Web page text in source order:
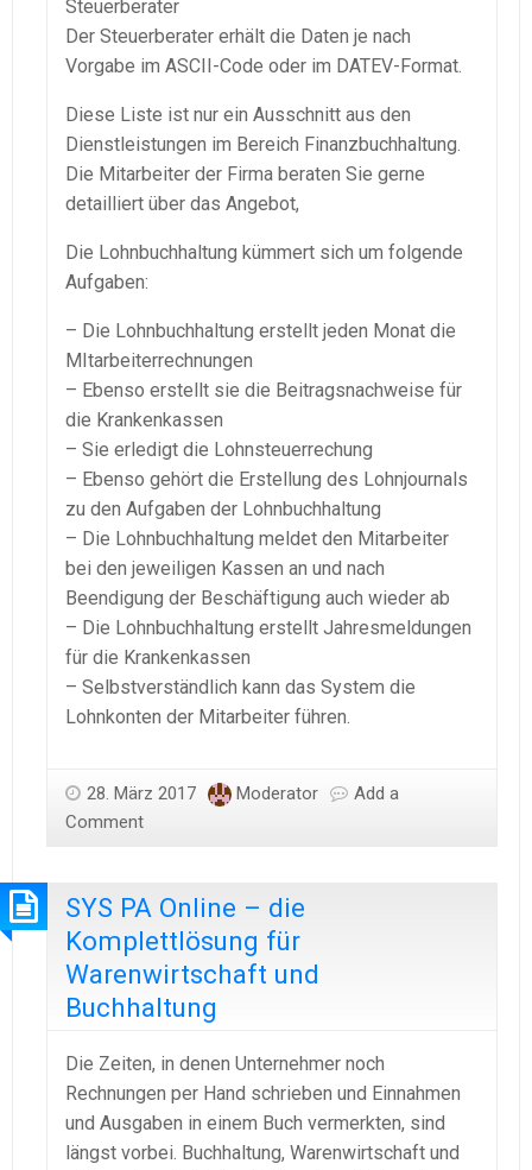
Steuerberater
Der Steuerberater erhält die Daten je nach
Vorgabe im ASCII-Code oder im DATEV-Format.
Diese Liste ist nur ein Ausschnitt aus den
Dienstleistungen im Bereich Finanzbuchhaltung.
Die Mitarbeiter der Firma beraten Sie gerne
detailliert über das Angebot,
Die Lohnbuchhaltung kümmert sich um folgende
Aufgaben:
– Die Lohnbuchhaltung erstellt jeden Monat die
MItarbeiterrechnungen
– Ebenso erstellt sie die Beitragsnachweise für
die Krankenkassen
– Sie erledigt die Lohnsteuerrechung
– Ebenso gehört die Erstellung des Lohnjournals
zu den Aufgaben der Lohnbuchhaltung
– Die Lohnbuchhaltung meldet den Mitarbeiter
bei den jeweiligen Kassen an und nach
Beendigung der Beschäftigung auch wieder ab
– Die Lohnbuchhaltung erstellt Jahresmeldungen
für die Krankenkassen
– Selbstverständlich kann das System die
Lohnkonten der Mitarbeiter führen.
28. März 2017 Moderator
Add a
Comment
SYS PA Online – die
Komplettlösung für
Warenwirtschaft und
Buchhaltung
Die Zeiten, in denen Unternehmer noch
Rechnungen per Hand schrieben und Einnahmen
und Ausgaben in einem Buch vermerkten, sind
längst vorbei. Buchhaltung, Warenwirtschaft und